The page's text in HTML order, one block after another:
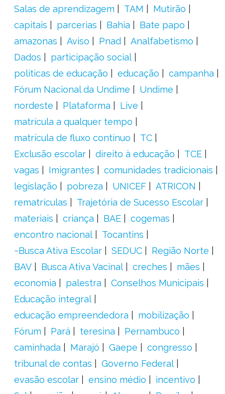
Salas de aprendizagem
TAM
Mutirão
capitais
parcerias Bahia
Bate papo
amazonas
Aviso Pnad
Analfabetismo
Dados
participação social
políticas de educação
educação
campanha
Fórum Nacional da Undime
Undime
nordeste
Plataforma
Live
matrícula a qualquer tempo
matrícula de fluxo contínuo
TC
Exclusão escolar
direito à educação
TCE
vagas
Imigrantes
comunidades tradicionais
legislação
pobreza UNICEF
ATRICON
rematrículas
Trajetória de Sucesso Escolar
materiais
criança BAE
cogemas
encontro nacional
Tocantins
~Busca Ativa Escolar
SEDUC
Região Norte
BAV
Busca Ativa Vacinal creches
mães
economia
palestra
Conselhos Municipais
Educação integral
educação empreendedora
mobilização
Fórum
Pará teresina
Pernambuco
caminhada
Marajó Gaepe
congresso
tribunal de contas
Governo Federal
evasão escolar
ensino médio
incentivo